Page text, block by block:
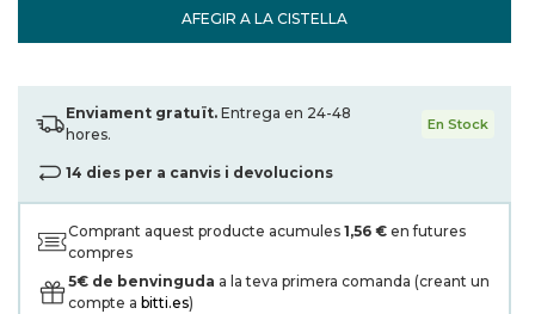
AFEGIR A LA CISTELLA
Enviament gratuït. Entrega en 24-48
hores.
En Stock
14 dies per a canvis i devolucions
Comprant aquest producte acumules 1,56 € en futures
compres
5€ de benvinguda a la teva primera comanda (creant un
compte a bitti.es)